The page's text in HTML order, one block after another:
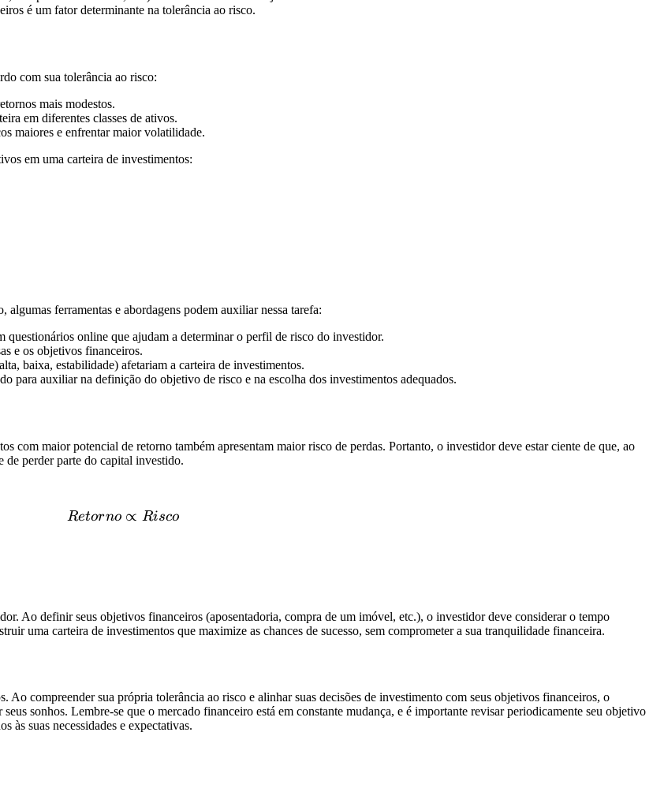
é um fator determinante na tolerância ao risco.
com sua tolerância ao risco:
mais modestos.
em diferentes classes de ativos.
maiores e enfrentar maior volatilidade.
em uma carteira de investimentos:
ferramentas e abordagens podem auxiliar nessa tarefa:
questionários online que ajudam a determinar o perfil de risco do investidor.
e os objetivos financeiros.
baixa, estabilidade) afetariam a carteira de investimentos.
para auxiliar na definição do objetivo de risco e na escolha dos investimentos adequados.
com maior potencial de retorno também apresentam maior risco de perdas. Portanto, o investidor deve estar ciente de que, ao
de perder parte do capital investido.
Retorno \propto Risco
Retorno ∝ Risco
Ao definir seus objetivos financeiros (aposentadoria, compra de um imóvel, etc.), o investidor deve considerar o tempo
uma carteira de investimentos que maximize as chances de sucesso, sem comprometer a sua tranquilidade financeira.
compreender sua própria tolerância ao risco e alinhar suas decisões de investimento com seus objetivos financeiros, o
sonhos. Lembre-se que o mercado financeiro está em constante mudança, e é importante revisar periodicamente seu objetivo
às suas necessidades e expectativas.